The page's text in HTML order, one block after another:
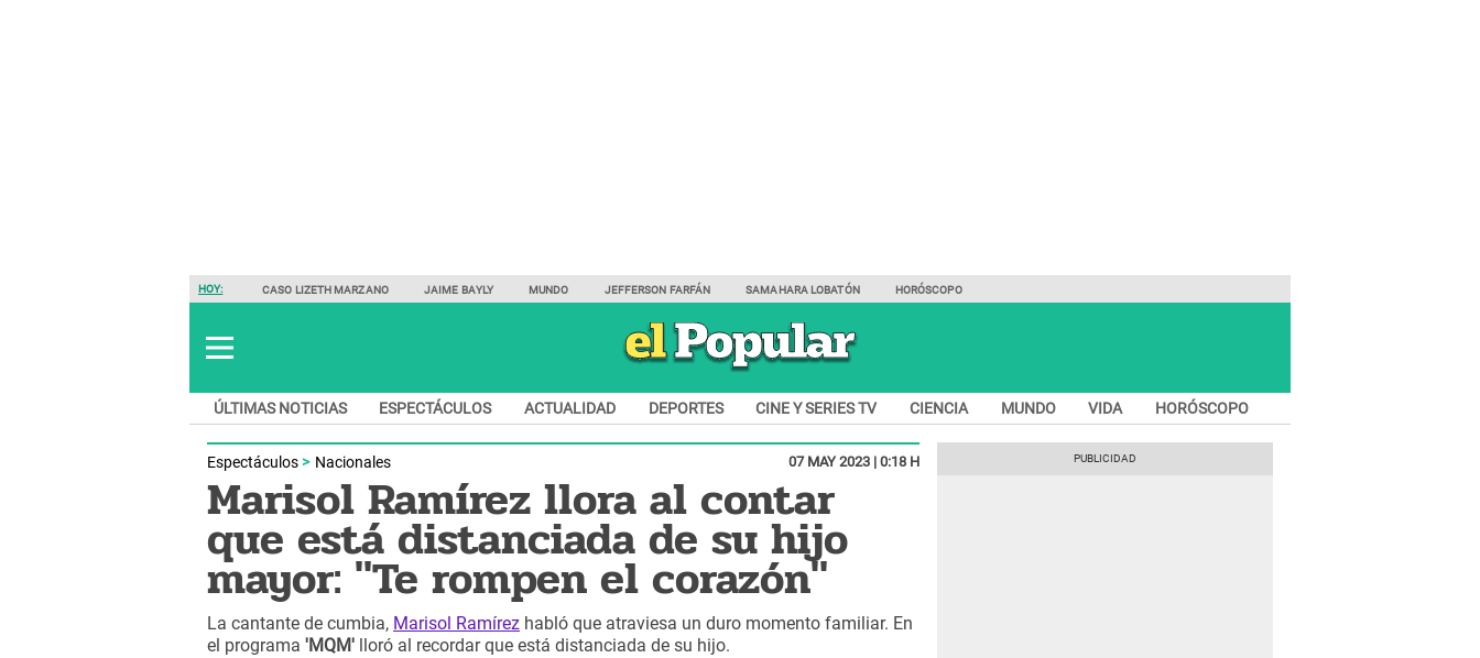
HOY: CASO LIZETH MARZANO JAIME BAYLY MUNDO JEFFERSON FARFÁN SAMAHARA LOBATÓN HORÓSCOPO
ÚLTIMAS NOTICIAS ESPECTÁCULOS ACTUALIDAD DEPORTES CINE Y SERIES TV CIENCIA MUNDO VIDA HORÓSCOPO
Espectáculos Nacionales 07 MAY 2023 | 0:18 H
Marisol Ramírez llora al contar
que está distanciada de su hijo
mayor: "Te rompen el corazón"
La cantante de cumbia, Marisol Ramírez habló que atraviesa un duro momento familiar. En
el programa 'MQM' lloró al recordar que está distanciada de su hijo.